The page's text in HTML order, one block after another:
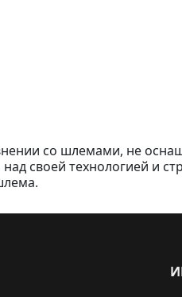
со шлемами, не
своей технологией и